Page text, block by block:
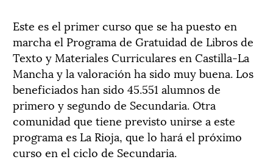
Este es el primer curso que se ha puesto en
marcha el Programa de Gratuidad de Libros de
Texto y Materiales Curriculares en Castilla-La
Mancha y la valoración ha sido muy buena. Los
beneficiados han sido 45.551 alumnos de
primero y segundo de Secundaria. Otra
comunidad que tiene previsto unirse a este
programa es La Rioja, que lo hará el próximo
curso en el ciclo de Secundaria.